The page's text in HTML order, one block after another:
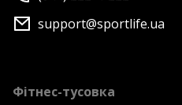
support@sportlife.ua
Фітнес-тусовка